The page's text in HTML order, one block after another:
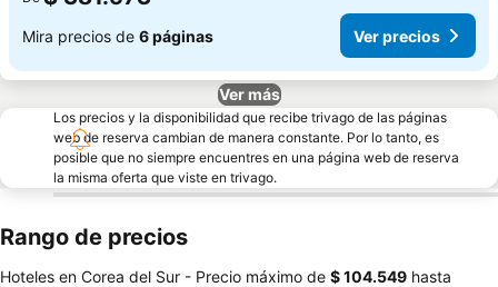
Mira precios de 6 páginas Ver precios
Ver más
Los precios y la disponibilidad que recibe trivago de las páginas
web de reserva cambian de manera constante. Por lo tanto, es
posible que no siempre encuentres en una página web de reserva
la misma oferta que viste en trivago.
Rango de precios
Hoteles en Corea del Sur - Precio máximo de ‎$ 104.549 hasta